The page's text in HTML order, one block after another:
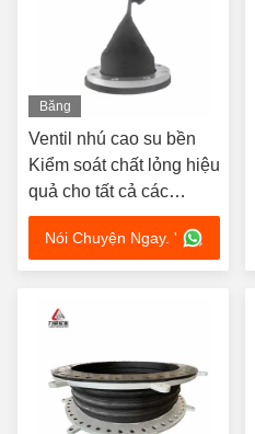
Băng
hình
Ventil nhú cao su bền
Kiểm soát chất lỏng hiệu
quả cho tất cả các
đường ống
Nói Chuyện Ngay. '